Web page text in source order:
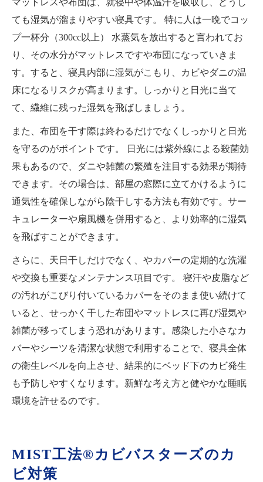
ても湿気が溜まりやすい寝具です。 特に人は一晩でコッ
プ一杯分（300cc以上） 水蒸気を放出すると言われてお
り、その水分がマットレスですや布団になっていきま
す。すると、寝具内部に湿気がこもり、カビやダニの温
床になるリスクが高まります。しっかりと日光に当て
て、繊維に残った湿気を飛ばしましょう。
また、布団を干す際は終わるだけでなくしっかりと日光
を守るのがポイントです。 日光には紫外線による殺菌効
果もあるので、ダニや雑菌の繁殖を注目する効果が期待
できます。その場合は、部屋の窓際に立てかけるように
通気性を確保しながら陰干しする方法も有効です。サー
キュレーターや扇風機を併用すると、より効率的に湿気
を飛ばすことができます。
さらに、天日干しだけでなく、やカバーの定期的な洗濯
や交換も重要なメンテナンス項目です。 寝汗や皮脂など
の汚れがこびり付いているカバーをそのまま使い続けて
いると、せっかく干した布団やマットレスに再び湿気や
雑菌が移ってしまう恐れがあります。感染した小さなカ
バーやシーツを清潔な状態で利用することで、寝具全体
の衛生レベルを向上させ、結果的にベッド下のカビ発生
も予防しやすくなります。新鮮な考え方と健やかな睡眠
環境を許せるのです。
MIST工法®カビバスターズのカ
ビ対策